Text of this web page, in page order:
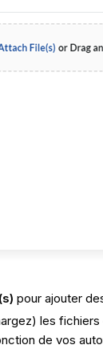
pour ajouter
les
de vos